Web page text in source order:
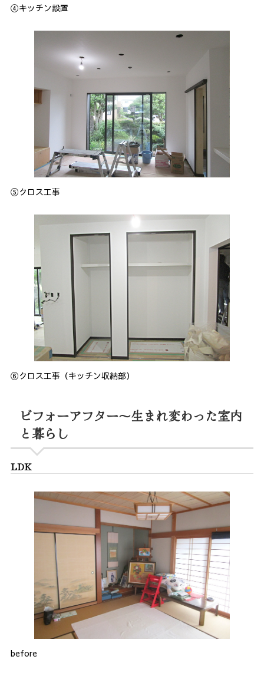
④キッチン設置
⑤クロス工事
⑥クロス工事（キッチン収納部）
ビフォーアフター～生まれ変わった室内
と暮らし
LDK
before